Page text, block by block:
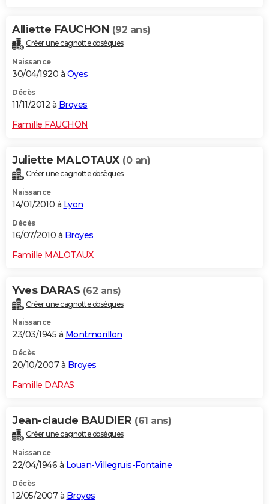
Alliette FAUCHON (92 ans)
Créer une cagnotte obsèques
Naissance
30/04/1920 à Oyes
Décès
11/11/2012 à Broyes
Famille FAUCHON
Juliette MALOTAUX (0 an)
Créer une cagnotte obsèques
Naissance
14/01/2010 à Lyon
Décès
16/07/2010 à Broyes
Famille MALOTAUX
Yves DARAS (62 ans)
Créer une cagnotte obsèques
Naissance
23/03/1945 à Montmorillon
Décès
20/10/2007 à Broyes
Famille DARAS
Jean-claude BAUDIER (61 ans)
Créer une cagnotte obsèques
Naissance
22/04/1946 à Louan-Villegruis-Fontaine
Décès
12/05/2007 à Broyes